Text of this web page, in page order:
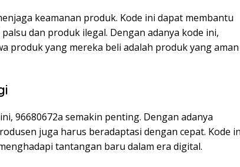
keamanan produk. Kode ini dapat membantu
dan produk ilegal. Dengan adanya kode ini,
produk yang mereka beli adalah produk yang aman
96680672a semakin penting. Dengan adanya
juga harus beradaptasi dengan cepat. Kode
tantangan baru dalam era digital.